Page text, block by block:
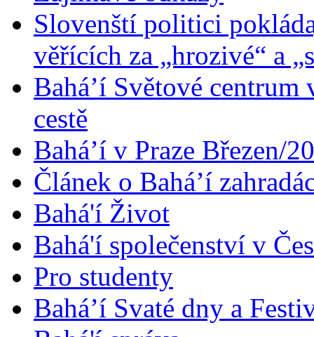
Slovenští politici
věřících za „hrozivé“ a
Bahá’í Světové
cestě
Bahá’í v Praze Březen/
Článek o Bahá’í
Bahá'í Život
Bahá'í společenství v
Pro studenty
Bahá’í Svaté dny a